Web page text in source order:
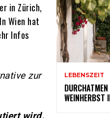
in Zürich,
Wien hat
Infos
zur
LEBENSZEIT
WEINHERBST